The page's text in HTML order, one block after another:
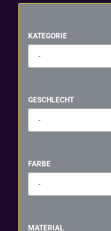
KATEGORIE
KATEGORIE
GESCHLECHT
GESCHLECHT
FARBE
FARBE
MATERIAL
MATERIAL